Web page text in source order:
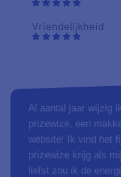
Vriendelijkheid
Al aantal jaar wijzig
prizewize, een
website! Ik vind het
prizewize krijg als
liefst zou ik de